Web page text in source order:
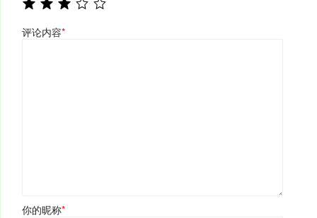
评论内容*
你的昵称*